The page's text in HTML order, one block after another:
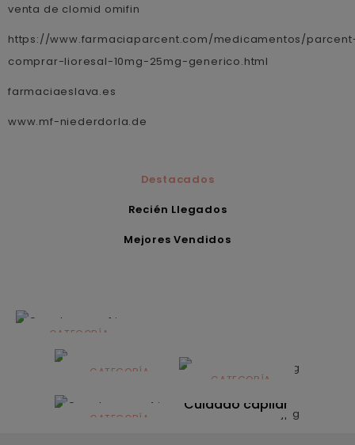
venta de clomid omifin
https://www.farmaciaparcent.com/medicamentos/
comprar-lioresal-10mg-25mg-generico.html
farmaciaeslava.es
www.mf-niederdorla.de
Destacados
Recién Llegados
Mejores Vendidos
CATEGORÍA
Alimentación
infantilCATEGORÍA
Dermocosmética
CATEGORÍA
Solares
CATEGORÍA
Cuidado capilar